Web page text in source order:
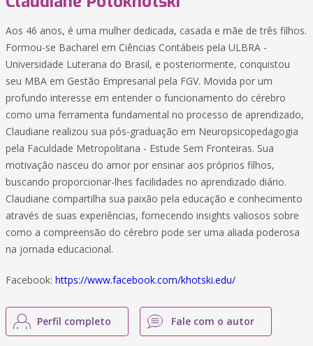
Aos 46 anos, é uma mulher dedicada, casada e mãe de três filhos.
Formou-se Bacharel em Ciências Contábeis pela ULBRA -
Universidade Luterana do Brasil, e posteriormente, conquistou
seu MBA em Gestão Empresarial pela FGV. Movida por um
profundo interesse em entender o funcionamento do cérebro
como uma ferramenta fundamental no processo de aprendizado,
Claudiane realizou sua pós-graduação em Neuropsicopedagogia
pela Faculdade Metropolitana - Estude Sem Fronteiras. Sua
motivação nasceu do amor por ensinar aos próprios filhos,
buscando proporcionar-lhes facilidades no aprendizado diário.
Claudiane compartilha sua paixão pela educação e conhecimento
através de suas experiências, fornecendo insights valiosos sobre
como a compreensão do cérebro pode ser uma aliada poderosa
na jornada educacional.
Facebook: https://www.facebook.com/khotski.edu/
Perfil completo Fale com o autor